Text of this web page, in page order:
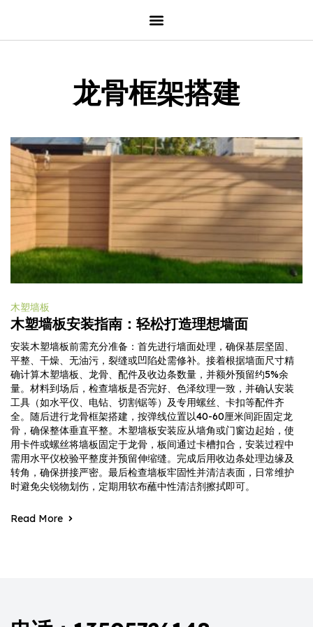
龙骨框架搭建
木塑墙板
木塑墙板安装指南：轻松打造理想墙面
安装木塑墙板前需充分准备：首先进行墙面处理，确保基层坚固、
平整、干燥、无油污，裂缝或凹陷处需修补。接着根据墙面尺寸精
确计算木塑墙板、龙骨、配件及收边条数量，并额外预留约5%余
量。材料到场后，检查墙板是否完好、色泽纹理一致，并确认安装
工具（如水平仪、电钻、切割锯等）及专用螺丝、卡扣等配件齐
全。随后进行龙骨框架搭建，按弹线位置以40-60厘米间距固定龙
骨，确保整体垂直平整。木塑墙板安装应从墙角或门窗边起始，使
用卡件或螺丝将墙板固定于龙骨，板间通过卡槽扣合，安装过程中
需用水平仪校验平整度并预留伸缩缝。完成后用收边条处理边缘及
转角，确保拼接严密。最后检查墙板牢固性并清洁表面，日常维护
时避免尖锐物划伤，定期用软布蘸中性清洁剂擦拭即可。
Read More